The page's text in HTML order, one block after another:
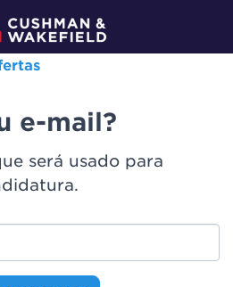
e-mail?
será usado para